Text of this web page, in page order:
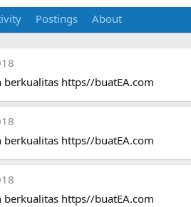
Postings About
berkualitas https//buatEA.com
berkualitas https//buatEA.com
berkualitas https//buatEA.com